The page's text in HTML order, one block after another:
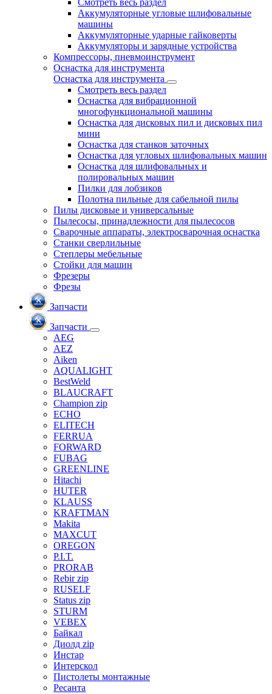
Смотреть весь раздел
Аккумуляторные угловые шлифовальные
машины
Аккумуляторные ударные гайковерты
Аккумуляторы и зарядные устройства
Компрессоры, пневмоинструмент
Оснастка для инструмента
Оснастка для инструмента
Смотреть весь раздел
Оснастка для вибрационной
многофункциональной машины
Оснастка для дисковых пил и дисковых пил
мини
Оснастка для станков заточных
Оснастка для угловых шлифовальных машин
Оснастка для шлифовальных и
полировальных машин
Пилки для лобзиков
Полотна пильные для сабельной пилы
Пилы дисковые и универсальные
Пылесосы, принадлежности для пылесосов
Сварочные аппараты, электросварочная оснастка
Станки сверлильные
Степлеры мебельные
Стойки для машин
Фрезеры
Фрезы
Запчасти
Запчасти
AEG
AEZ
Aiken
AQUALIGHT
BestWeld
BLAUCRAFT
Champion zip
ECHO
ELITECH
FERRUA
FORWARD
FUBAG
GREENLINE
Hitachi
HUTER
KLAUSS
KRAFTMAN
Makita
MAXCUT
OREGON
P.I.T.
PRORAB
Rebir zip
RUSELF
Status zip
STURM
VEBEX
Байкал
Диолд zip
Инстар
Интерскол
Пистолеты монтажные
Ресанта